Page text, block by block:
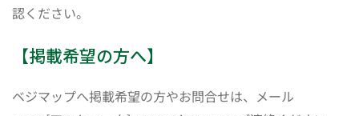
認ください。
【掲載希望の方へ】
ベジマップへ掲載希望の方やお問合せは、メール